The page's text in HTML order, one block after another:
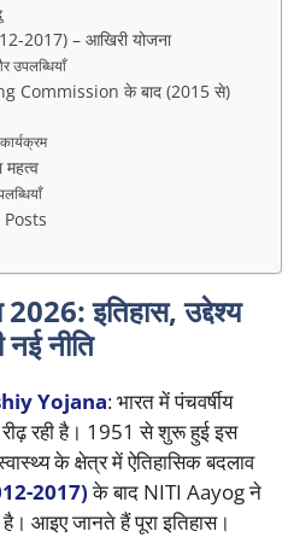
2017) – आखिरी योजना
उपलब्धियाँ
Commission के बाद (2015 से)
महत्व
2026: इतिहास, उद्देश्य
नीति
Yojana: भारत में पंचवर्षीय
रही है। 1951 से शुरू हुई इस
के क्षेत्र में ऐतिहासिक बदलाव
2017)के बाद NITI Aayog ने
आइए जानते हैं पूरा इतिहास।